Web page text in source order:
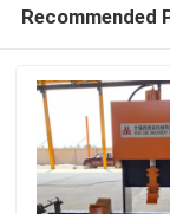
Recommended